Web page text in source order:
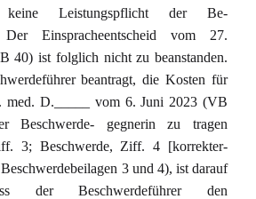
keine Leistungspflicht der Be-
Der Einspracheentscheid vom 27.
40) ist folglich nicht zu beanstanden.
beantragt, die Kosten für
med. D._____ vom 6. Juni 2023 (VB
Beschwerde- gegnerin zu tragen
3; Beschwerde, Ziff. 4 [korrekter-
3 und 4), ist darauf
der Beschwerdeführer den